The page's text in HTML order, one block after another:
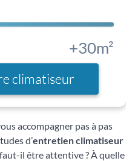
+30m²
climatiseur
accompagner pas à pas
d’entretien climatiseur
il être attentive ? À quelle